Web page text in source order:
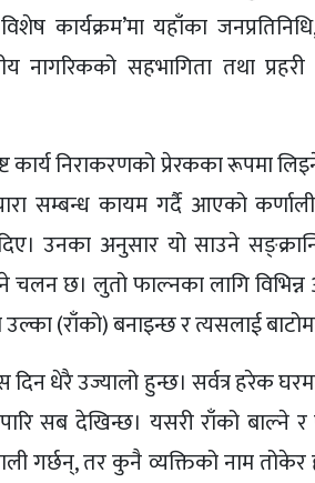
कार्यक्रम’मा यहाँका
नागरिकको सहभागिता तथा
कार्य निराकरणको प्रेरकका रूपमा
सम्बन्ध कायम गर्दै आएको
उनका अनुसार यो साउने
चलन छ। लुतो फाल्नका लागि
(राँको) बनाइन्छ र त्यसलाई
धेरै उज्यालो हुन्छ। सर्वत्र हरेक
सब देखिन्छ। यसरी राँको
गर्छन्, तर कुनै व्यक्तिको नाम